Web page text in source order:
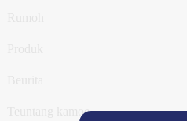
Teuntang kamoe